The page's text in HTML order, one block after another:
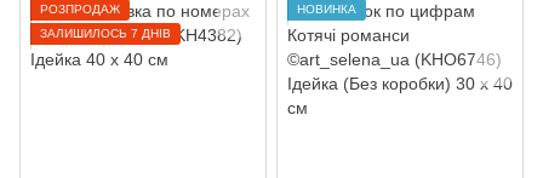
РОЗПРОДАЖ
ЗАЛИШИЛОСЬ 7 ДНІВ
НОВИНКА